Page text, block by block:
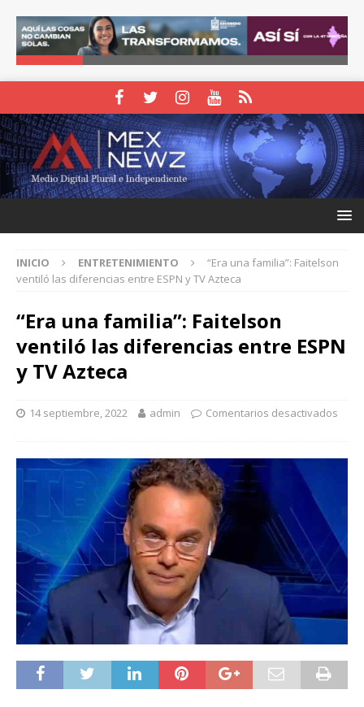
INICIO ENTRETENIMIENTO
“Era una familia”: Faitelson
ventiló las diferencias entre ESPN y TV Azteca
“Era una familia”: Faitelson
ventiló las diferencias entre ESPN
y TV Azteca
14 septiembre, 2022 admin Comentarios desactivados